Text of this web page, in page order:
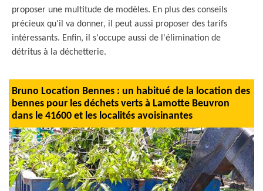
proposer une multitude de modèles. En plus des conseils
précieux qu'il va donner, il peut aussi proposer des tarifs
intéressants. Enfin, il s'occupe aussi de l'élimination de
détritus à la déchetterie.
Bruno Location Bennes : un habitué de la location des
bennes pour les déchets verts à Lamotte Beuvron
dans le 41600 et les localités avoisinantes